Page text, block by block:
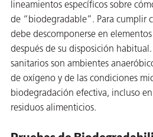
lineamientos específicos sobre
de “biodegradable”. Para cumplir
debe descomponerse en
después de su disposición
sanitarios son ambientes
de oxígeno y de las condiciones
biodegradación efectiva, incluso
residuos alimenticios.
de